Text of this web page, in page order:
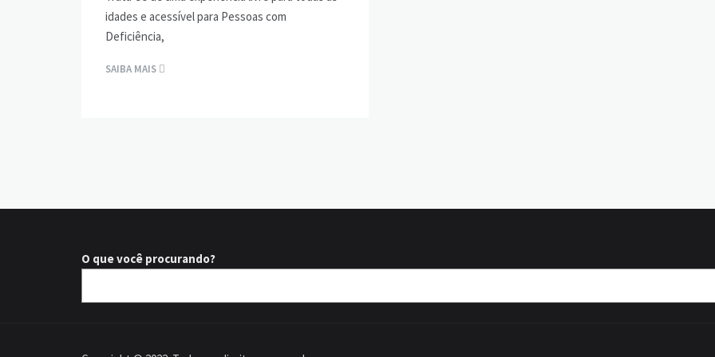
idades e acessível para Pessoas com
Deficiência,
SAIBA MAIS
O que você procurando?